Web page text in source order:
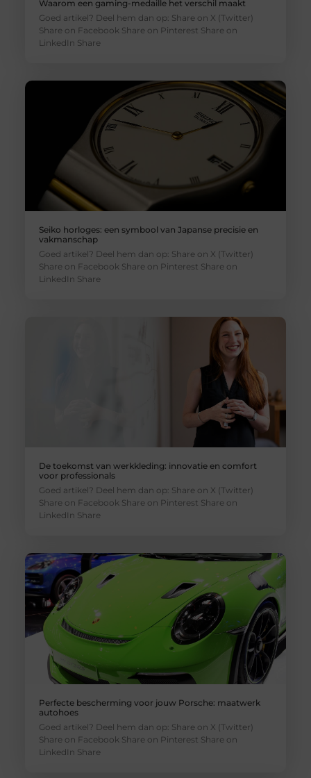
Waarom een gaming-medaille het verschil maakt
Goed artikel? Deel hem dan op: Share on X (Twitter)
Share on Facebook Share on Pinterest Share on
LinkedIn Share
Seiko horloges: een symbool van Japanse precisie en
vakmanschap
Goed artikel? Deel hem dan op: Share on X (Twitter)
Share on Facebook Share on Pinterest Share on
LinkedIn Share
De toekomst van werkkleding: innovatie en comfort
voor professionals
Goed artikel? Deel hem dan op: Share on X (Twitter)
Share on Facebook Share on Pinterest Share on
LinkedIn Share
Perfecte bescherming voor jouw Porsche: maatwerk
autohoes
Goed artikel? Deel hem dan op: Share on X (Twitter)
Share on Facebook Share on Pinterest Share on
LinkedIn Share